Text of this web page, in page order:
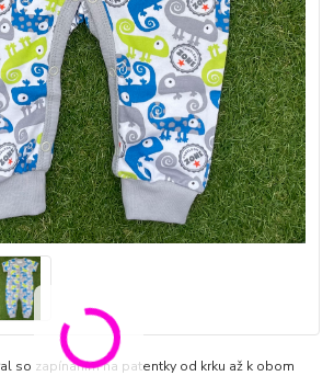
so zapínaním na patentky od krku až k obom